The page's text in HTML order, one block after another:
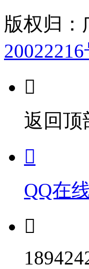
版权归

返回顶

QQ在
